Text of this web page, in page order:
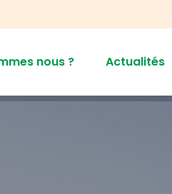
nous ? Actualités